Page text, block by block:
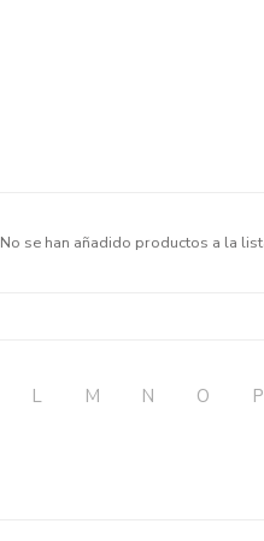
No se han añadido productos a la
L M N O P